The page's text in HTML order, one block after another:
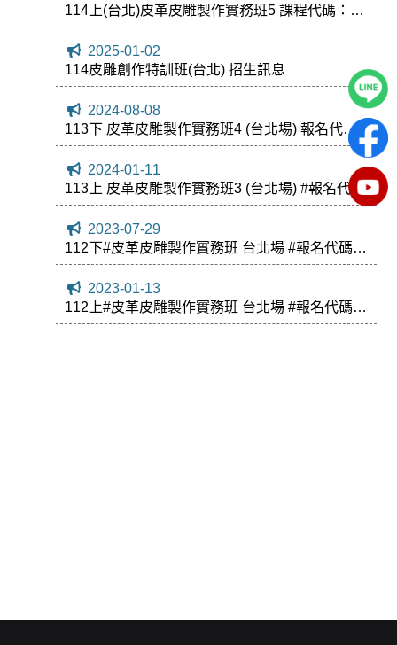
114上(台北)皮革皮雕製作實務班5 課程代碼：
163453
2025-01-02
114皮雕創作特訓班(台北) 招生訊息
2024-08-08
113下 皮革皮雕製作實務班4 (台北場) 報名代碼 :
159175
2024-01-11
113上 皮革皮雕製作實務班3 (台北場) #報名代碼
154716
2023-07-29
112下#皮革皮雕製作實務班 台北場 #報名代碼
151519
2023-01-13
112上#皮革皮雕製作實務班 台北場 #報名代碼
147941